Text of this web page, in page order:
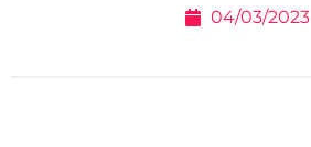
04/03/2023